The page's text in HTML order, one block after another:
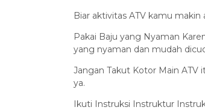
Biar aktivitas ATV kamu
Pakai Baju yang Nyaman
yang nyaman dan mudah
Jangan Takut Kotor Main ATV
ya.
Ikuti Instruksi Instruktur